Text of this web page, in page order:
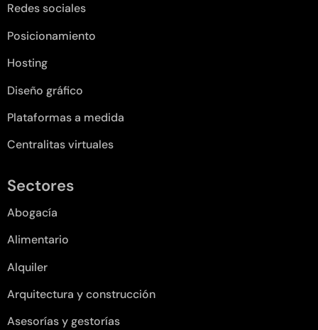
Redes sociales
Posicionamiento
Hosting
Diseño gráfico
Plataformas a medida
Centralitas virtuales
Sectores
Abogacía
Alimentario
Alquiler
Arquitectura y construcción
Asesorías y gestorías